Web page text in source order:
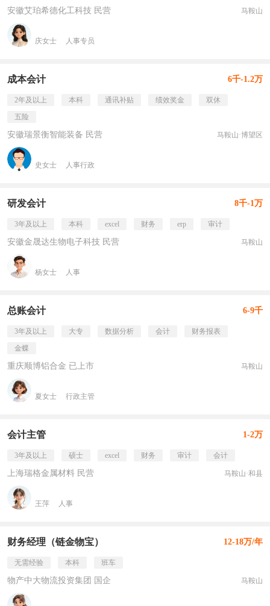
安徽艾珀希德化工科技 民营 马鞍山
庆女士 人事专员
成本会计 6千-1.2万
2年及以上 本科 通讯补贴 绩效奖金
双休
五险
安徽瑞景衡智能装备 民营 马鞍山·博望区
史女士 人事行政
研发会计 8千-1万
3年及以上 本科 excel 财务 erp 审计
安徽金晟达生物电子科技 民营 马鞍山
杨女士 人事
总账会计 6-9千
3年及以上 大专 数据分析 会计
财务报表
金蝶
重庆顺博铝合金 已上市 马鞍山
夏女士 行政主管
会计主管 1-2万
3年及以上 硕士 excel 财务 审计 会计
上海瑞格金属材料 民营 马鞍山·和县
王萍 人事
财务经理（链金物宝） 12-18万/年
无需经验 本科 班车
物产中大物流投资集团 国企 马鞍山